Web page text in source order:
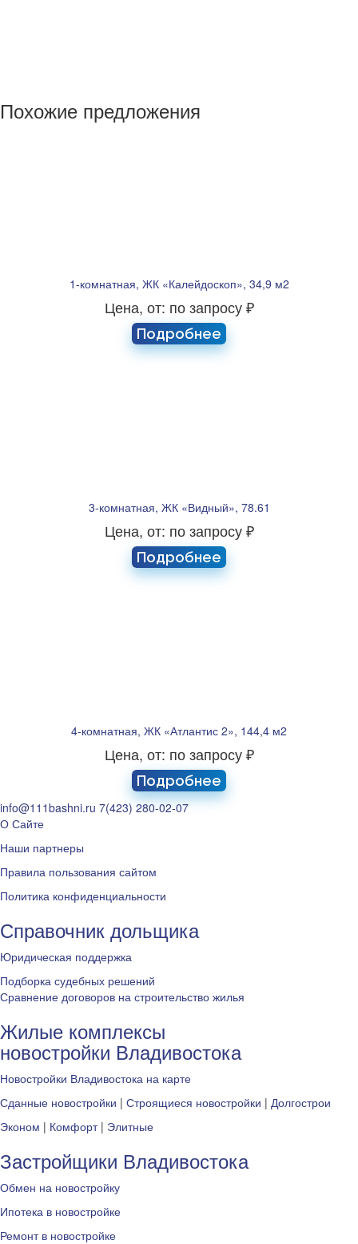
Похожие предложения
1-комнатная, ЖК «Калейдоскоп», 34,9 м2
Цена, от: по запросу ₽
Подробнее
3-комнатная, ЖК «Видный», 78.61
Цена, от: по запросу ₽
Подробнее
4-комнатная, ЖК «Атлантис 2», 144,4 м2
Цена, от: по запросу ₽
Подробнее
info@111bashni.ru 7(423) 280-02-07
О Сайте
Наши партнеры
Правила пользования сайтом
Политика конфиденциальности
Справочник дольщика
Юридическая поддержка
Подборка судебных решений
Сравнение договоров на строительство жилья
Жилые комплексы
новостройки Владивостока
Новостройки Владивостока на карте
Сданные новостройки | Строящиеся новостройки | Долгострои
Эконом | Комфорт| Элитные
Застройщики Владивостока
Обмен на новостройку
Ипотека в новостройке
Ремонт в новостройке